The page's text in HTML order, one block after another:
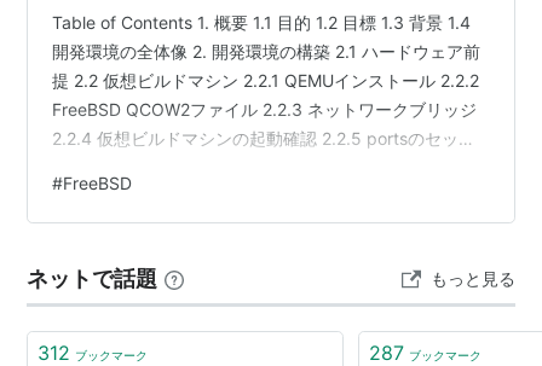
ェアはドライバの対応が遅れることもある。（例外とし
てnVidiaビデオカードのようにベンダーからバイナリの
ドライバが提供されることはある）
各種BSD系OSの中では、1万を超える数多くのportsが
整備されていることが特徴的である。
現在(2010/04/10)の最新版（Release)は
RELEASE、Legacyで7.3R、9.xが開発版（current）と
最近、OpenSolaris
がポートされた。
Table of Contents 1. 概要 1.1 目的 1.2 目標 1.3 背景 1.4
開発環境の全体像 2. 開発環境の構築 2.1 ハードウェア前
提 2.2 仮想ビルドマシン 2.2.1 QEMUインストール 2.2.2
FreeBSD QCOW2ファイル 2.2.3 ネットワークブリッジ
2.2.4 仮想ビルドマシンの起動確認 2.2.5 portsのセット
Disk Imageの準備 2.3.2 検証ボードの動作確認 2.4
visionfive2と仮想ビルドマシンのsshログインを有効化
#FreeBSD
ネットで話題 もっと見る
312 ブックマーク 287 ブックマーク